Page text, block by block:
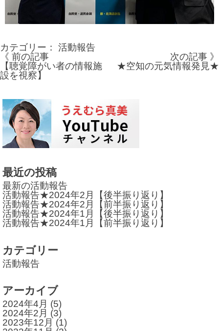
カテゴリー： 活動報告
投
稿
ビ
ゲ
ー
ョ
ン
《 前の記事
【聴覚障がい者の情報施
設を視察】
次の記事 》
★空知の元気情報発見★
最近の投稿
最新の活動報告
活動報告★2024年2月【後半振り返り】
活動報告★2024年2月【前半振り返り】
活動報告★2024年1月【後半振り返り】
活動報告★2024年1月【前半振り返り】
カテゴリー
活動報告
アーカイブ
2024年4月 (5)
2024年2月 (3)
2023年12月 (1)